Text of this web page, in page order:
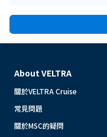
About VELTRA
關於VELTRA Cruise
常見問題
關於MSC的疑問